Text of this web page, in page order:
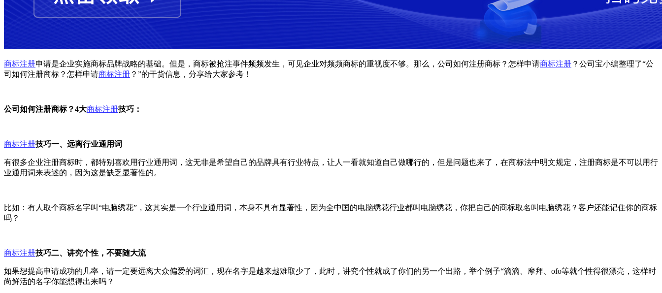
商标注册申请是企业实施商标品牌战略的基础。但是，商标被抢注事件频频发生，可见企业对频频商标的重视度不够。那么，公司如何注册商标？怎样申请商标注册 ？公司宝小编整理了“公
司如何注册商标？怎样申请商标注册 ？”的干货信息，分享给大家参考！
公司如何注册商标？4大商标注册技巧：
商标注册技巧一、远离行业通用词
有很多企业注册商标时，都特别喜欢用行业通用词，这无非是希望自己的品牌具有行业特点，让人一看就知道自己做哪行的，但是问题也来了，在商标法中明文规定，注册商标是不可以用行
业通用词来表述的，因为这是缺乏显著性的。
比如：有人取个商标名字叫“电脑绣花”，这其实是一个行业通用词，本身不具有显著性，因为全中国的电脑绣花行业都叫电脑绣花，你把自己的商标取名叫电脑绣花？客户还能记住你的商标
吗？
商标注册技巧二、讲究个性，不要随大流
如果想提高申请成功的几率，请一定要远离大众偏爱的词汇，现在名字是越来越难取少了，此时，讲究个性就成了你们的另一个出路，举个例子“滴滴、摩拜、ofo等就个性得很漂亮，这样时
尚鲜活的名字你能想得出来吗？